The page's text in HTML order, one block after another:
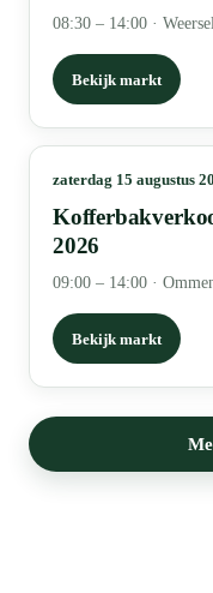
08:30 – 14:00 ·
Bekijk markt
zaterdag 15 augustus
2026
09:00 – 14:00 ·
Bekijk markt